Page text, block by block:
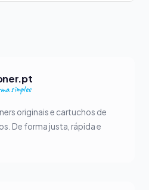
simples
originais e cartuchos de
De forma justa, rápida e